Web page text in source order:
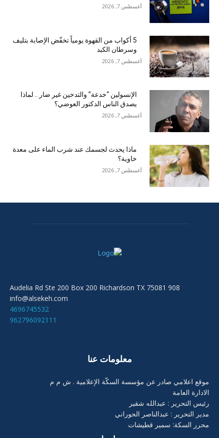
أغسطس 7, 2026
5 أكواب من القهوة يومياً تخفّض الإصابة بتليف
وسرطان الكبد
أغسطس 7, 2026
الإنسولين “خدعة” والتدخين غير ضار .. لماذا
يصدق الناس الدكتور العوضي؟
أغسطس 7, 2026
ماذا يحدث لجسمك عند شرب الماء على معدة
خاوية؟
أغسطس 7, 2026
908 Audelia Rd Ste 200 Box 200 Richardson TX 75081
info@alsekeh.com
4696745532
962796092111
معلومات عنا
موقع اعلامي صادر عن مؤسسة السكّة الإعلامية . ش م م
الادارة العامة
رئيس التحرير : عبدالله شقير
مدير التحرير : عبدالناصر الحوراني
محرر السكة: سمير قطيشات